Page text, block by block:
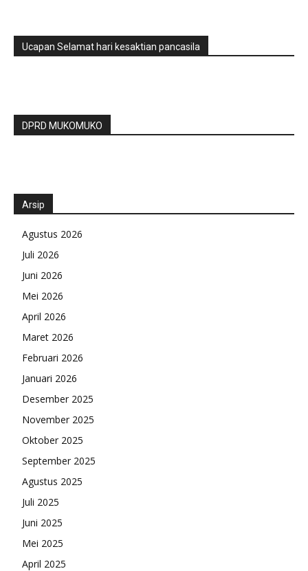
Ucapan Selamat hari kesaktian pancasila
DPRD MUKOMUKO
Arsip
Agustus 2026
Juli 2026
Juni 2026
Mei 2026
April 2026
Maret 2026
Februari 2026
Januari 2026
Desember 2025
November 2025
Oktober 2025
September 2025
Agustus 2025
Juli 2025
Juni 2025
Mei 2025
April 2025